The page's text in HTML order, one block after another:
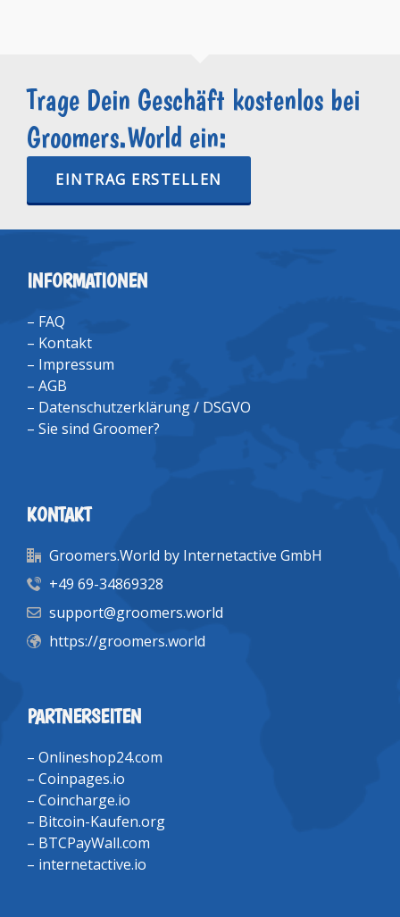
Trage Dein Geschäft kostenlos bei
Groomers.World ein:
EINTRAG ERSTELLEN
INFORMATIONEN
– FAQ
– Kontakt
– Impressum
– AGB
– Datenschutzerklärung / DSGVO
– Sie sind Groomer?
KONTAKT
Groomers.World by Internetactive GmbH
+49 69-34869328
support@groomers.world
https://groomers.world
PARTNERSEITEN
– Onlineshop24.com
– Coinpages.io
– Coincharge.io
– Bitcoin-Kaufen.org
– BTCPayWall.com
– internetactive.io